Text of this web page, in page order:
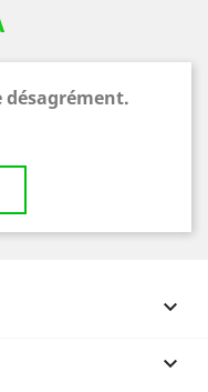
désagrément.

